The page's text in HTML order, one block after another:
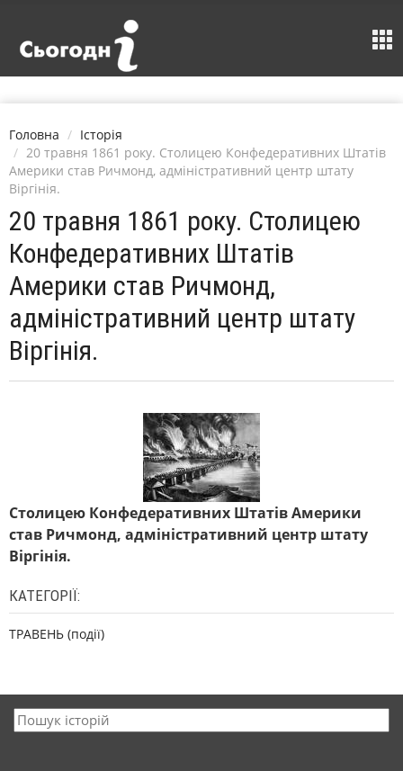
Головна
Історія
20 травня 1861 року. Столицею Конфедеративних Штатів
Америки став Ричмонд, адміністративний центр штату
Віргінія.
20 травня 1861 року. Столицею
Конфедеративних Штатів
Америки став Ричмонд,
адміністративний центр штату
Віргінія.
Столицею Конфедеративних Штатів Америки
став Ричмонд, адміністративний центр штату
Віргінія.
КАТЕГОРІЇ:
ТРАВЕНЬ (події)